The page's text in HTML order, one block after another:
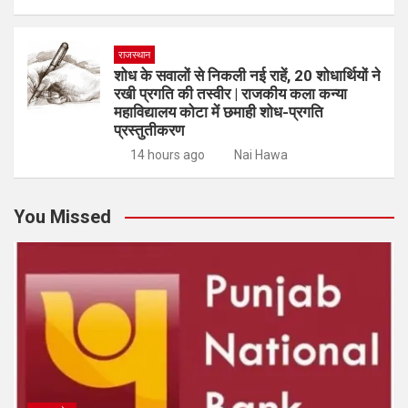
राजस्थान
शोध के सवालों से निकली नई राहें, 20 शोधार्थियों ने
रखी प्रगति की तस्वीर | राजकीय कला कन्या
महाविद्यालय कोटा में छमाही शोध-प्रगति
प्रस्तुतीकरण
14 hours ago Nai Hawa
You Missed